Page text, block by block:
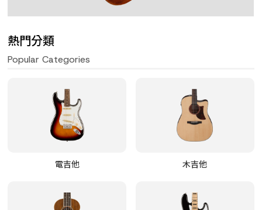
熱門分類
Popular Categories
電吉他 木吉他